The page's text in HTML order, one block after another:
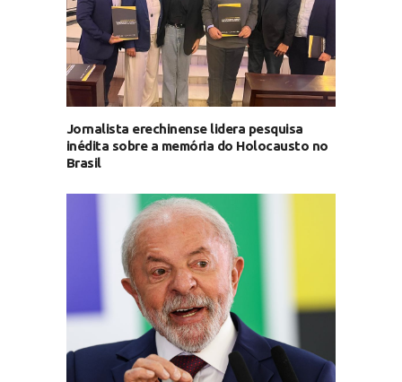
Jornalista erechinense lidera pesquisa
inédita sobre a memória do Holocausto no
Brasil